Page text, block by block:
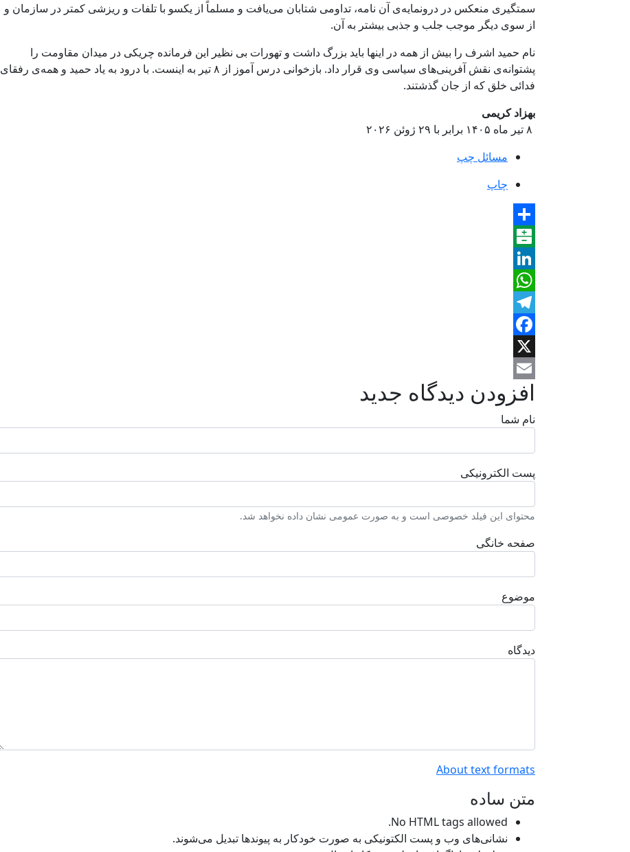
سمتگیری منعکس در درونمایه‌ی آن نامه، تداومی شتابان می‌یافت و مسلماً از یکسو با تلفات و ریزشی کمتر در سازمان و
از سوی دیگر موجب جلب و جذبی بیشتر به آن.
نام حمید اشرف را بیش از همه در اینها باید بزرگ داشت و تهورات بی نظیر این فرمانده چریکی در میدان مقاومت را
پشتوانه‌ی نقش آفرینی‌های سیاسی وی قرار داد. بازخوانی درس آموز از ۸ تیر به اینست. با درود به یاد حمید و همه‌ی رفقای
فدائی خلق که از جان گذشتند.
بهزاد کریمی
مسائل چپ
چاپ
Share
Balatarin
LinkedIn
WhatsApp
Telegram
Facebook
X
Email
افزودن دیدگاه جدید
نام شما
پست الکترونیکی
محتوای این فیلد خصوصی است و به صورت عمومی نشان داده نخواهد شد.
صفحه خانگی
موضوع
دیدگاه
About text formats
متن ساده
No HTML tags allowed.
نشانی‌های وب و پست الکتونیکی به صورت خودکار به پیوند‌ها تبدیل می‌شوند.